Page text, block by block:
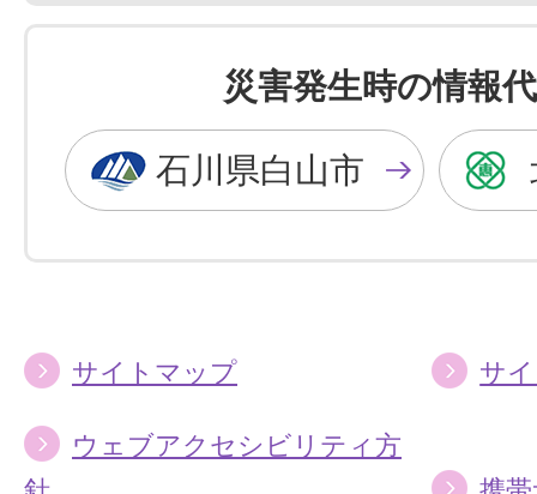
色
を
黒
色
に
色
を
青
色
に
災害発生時の情報
石川県白山市
サイトマップ サ
ウェブアクセシビリティ方